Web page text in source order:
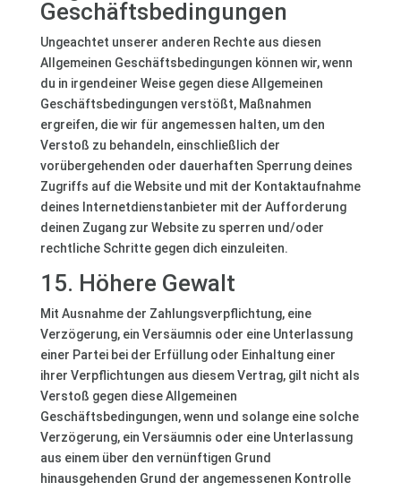
Geschäftsbedingungen
Ungeachtet unserer anderen Rechte aus diesen
Allgemeinen Geschäftsbedingungen können wir, wenn
du in irgendeiner Weise gegen diese Allgemeinen
Geschäftsbedingungen verstößt, Maßnahmen
ergreifen, die wir für angemessen halten, um den
Verstoß zu behandeln, einschließlich der
vorübergehenden oder dauerhaften Sperrung deines
Zugriffs auf die Website und mit der Kontaktaufnahme
deines Internetdienstanbieter mit der Aufforderung
deinen Zugang zur Website zu sperren und/oder
rechtliche Schritte gegen dich einzuleiten.
15. Höhere Gewalt
Mit Ausnahme der Zahlungsverpflichtung, eine
Verzögerung, ein Versäumnis oder eine Unterlassung
einer Partei bei der Erfüllung oder Einhaltung einer
ihrer Verpflichtungen aus diesem Vertrag, gilt nicht als
Verstoß gegen diese Allgemeinen
Geschäftsbedingungen, wenn und solange eine solche
Verzögerung, ein Versäumnis oder eine Unterlassung
aus einem über den vernünftigen Grund
hinausgehenden Grund der angemessenen Kontrolle